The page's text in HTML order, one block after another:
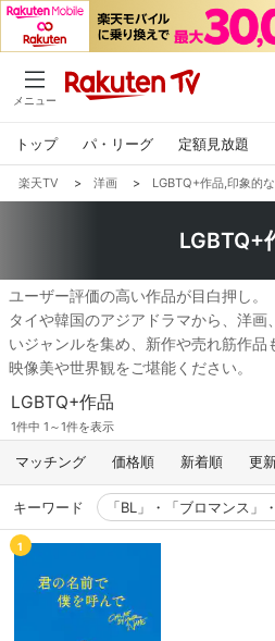
メニュー
トップ パ・リーグ 定額見放題
楽天TV > 洋画 > LGBTQ+作品,印象的
LGBTQ+
ユーザー評価の高い作品が目白押し。
タイや韓国のアジアドラマから、洋
いジャンルを集め、新作や売れ筋作品
映像美や世界観をご堪能ください。
LGBTQ+作品
1件中 1～1件を表示
マッチング 価格順 新着順 更
キーワード 「BL」・「ブロマンス」
1